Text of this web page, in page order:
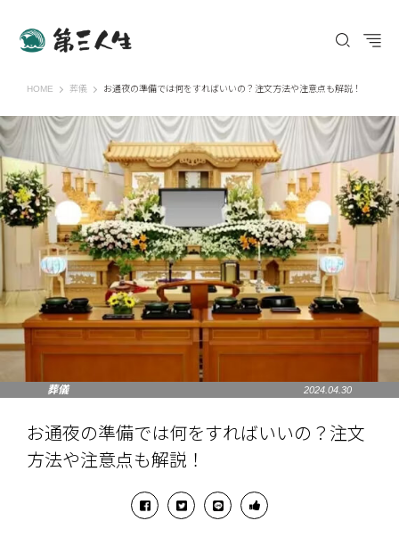
HOME 第三人生 〜寄り道の歩き方〜
葬儀 お通夜の準備では何をすればいいの？注文方法や注意点も解説！
葬儀 2024.04.30
お通夜の準備では何をすればいいの？注文
方法や注意点も解説！